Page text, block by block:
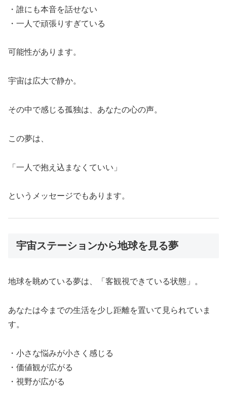
・誰にも本音を話せない
・一人で頑張りすぎている
可能性があります。
宇宙は広大で静か。
その中で感じる孤独は、あなたの心の声。
この夢は、
「一人で抱え込まなくていい」
というメッセージでもあります。
宇宙ステーションから地球を見る夢
地球を眺めている夢は、「客観視できている状態」。
あなたは今までの生活を少し距離を置いて見られていま
す。
・小さな悩みが小さく感じる
・価値観が広がる
・視野が広がる